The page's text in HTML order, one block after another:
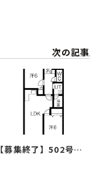
次の記事
【募集終了】502号室